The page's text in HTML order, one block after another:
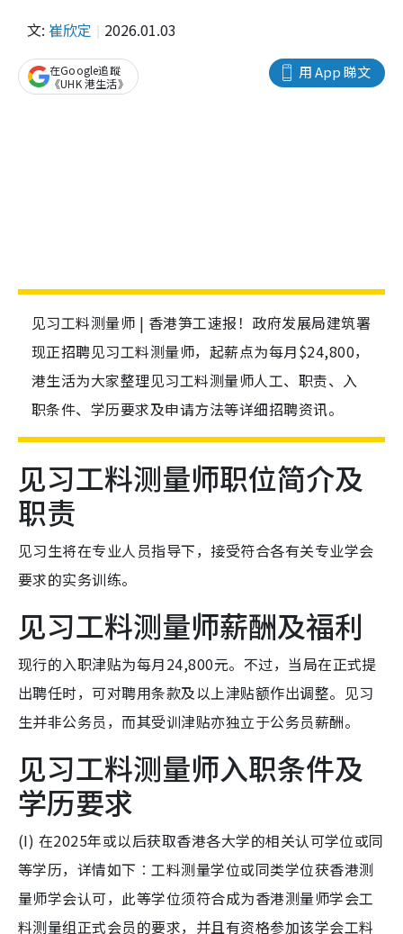
文: 崔欣定 2026.01.03
用 App 睇文
在Google追蹤
《UHK 港生活》
见习工料测量师 | 香港笋工速报！政府发展局建筑署
现正招聘见习工料测量师，起薪点为每月$24,800，
港生活为大家整理见习工料测量师人工、职责、入
职条件、学历要求及申请方法等详细招聘资讯。
见习工料测量师职位简介及
职责
见习生将在专业人员指导下，接受符合各有关专业学会
要求的实务训练。
见习工料测量师薪酬及福利
现行的入职津贴为每月24,800元。不过，当局在正式提
出聘任时，可对聘用条款及以上津贴额作出调整。见习
生并非公务员，而其受训津贴亦独立于公务员薪酬。
见习工料测量师入职条件及
学历要求
(I) 在2025年或以后获取香港各大学的相关认可学位或同
等学历，详情如下︰工料测量学位或同类学位获香港测
量师学会认可，此等学位须符合成为香港测量师学会工
料测量组正式会员的要求，并且有资格参加该学会工料